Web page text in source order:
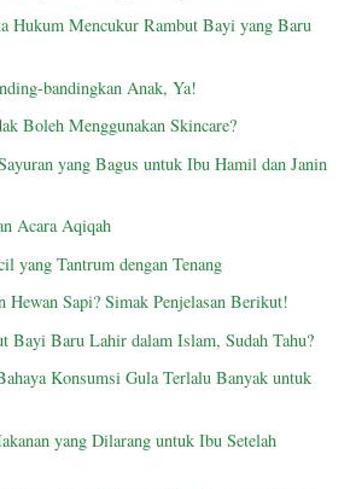
Hukum Mencukur Rambut Bayi yang Baru
bandingkan Anak, Ya!
Boleh Menggunakan Skincare?
yang Bagus untuk Ibu Hamil dan Janin
Acara Aqiqah
yang Tantrum dengan Tenang
Hewan Sapi? Simak Penjelasan Berikut!
Bayi Baru Lahir dalam Islam, Sudah Tahu?
Konsumsi Gula Terlalu Banyak untuk
yang Dilarang untuk Ibu Setelah